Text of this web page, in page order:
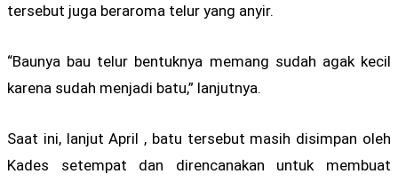
tersebut juga beraroma telur yang anyir.
“Baunya bau telur bentuknya memang sudah agak kecil
karena sudah menjadi batu,” lanjutnya.
Saat ini, lanjut April , batu tersebut masih disimpan oleh
Kades setempat dan direncanakan untuk membuat